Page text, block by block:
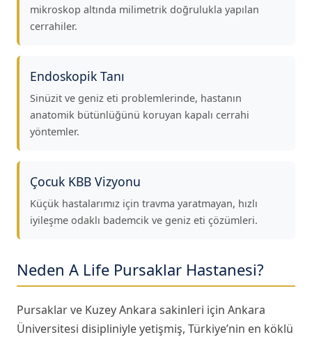
mikroskop altında milimetrik doğrulukla yapılan
cerrahiler.
Endoskopik Tanı
Sinüzit ve geniz eti problemlerinde, hastanın
anatomik bütünlüğünü koruyan kapalı cerrahi
yöntemler.
Çocuk KBB Vizyonu
Küçük hastalarımız için travma yaratmayan, hızlı
iyileşme odaklı bademcik ve geniz eti çözümleri.
Neden A Life Pursaklar Hastanesi?
Pursaklar ve Kuzey Ankara sakinleri için Ankara
Üniversitesi disipliniyle yetişmiş, Türkiye’nin en köklü